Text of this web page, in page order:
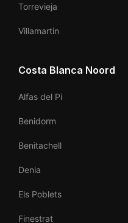
Torrevieja
Villamartin
Costa Blanca Noord
Alfas del Pi
Benidorm
Benitachell
Denia
Els Poblets
Finestrat